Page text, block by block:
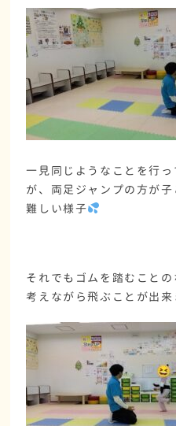
一見同じようなことを行
が、両足ジャンプの方が
難しい様子
それでもゴムを踏むこと
考えながら飛ぶことが出来